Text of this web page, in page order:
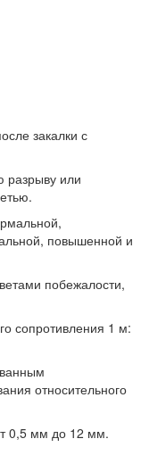
закалки с
разрыву или
повышенной и
побежалости,
сопротивления 1 м:
относительного
0,5 мм до 12 мм.